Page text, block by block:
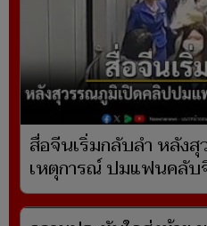
สื่อจีนเริ่มกลับลำ หลัง
เหตุการณ์ ปมแฟนคลับ